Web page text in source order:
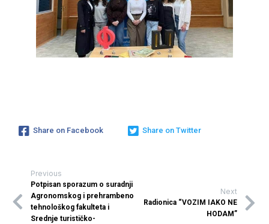
Share on Facebook Share on Twitter
Previous
Potpisan sporazum o suradnji
Agronomskog i prehrambeno
tehnološkog fakulteta i
Srednje turističko-
Next
Radionica “VOZIM IAKO NE
HODAM”